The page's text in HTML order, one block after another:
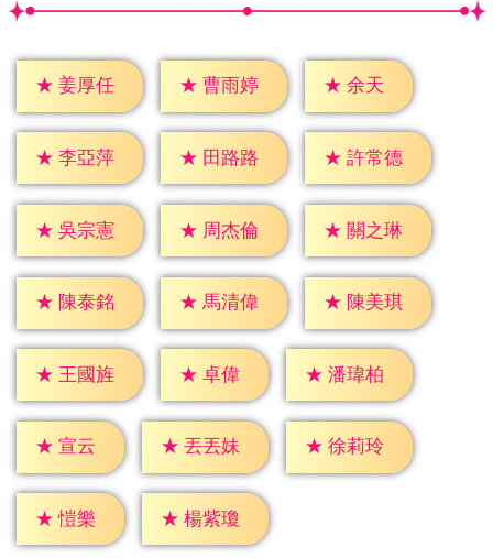
★ 姜厚任 ★ 曹雨婷 ★ 余天
★ 李亞萍 ★ 田路路 ★ 許常德
★ 吳宗憲 ★ 周杰倫 ★ 關之琳
★ 陳泰銘 ★ 馬清偉 ★ 陳美琪
★ 王國旌 ★ 卓偉 ★ 潘瑋柏
★ 宣云 ★ 丟丟妹 ★ 徐莉玲
★ 愷樂 ★ 楊紫瓊